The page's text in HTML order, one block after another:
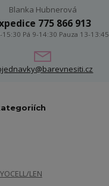
Blanka Hubnerová
775 866 913
15:30 Pá 9-14:30 Pauza 13-13:45
LEN